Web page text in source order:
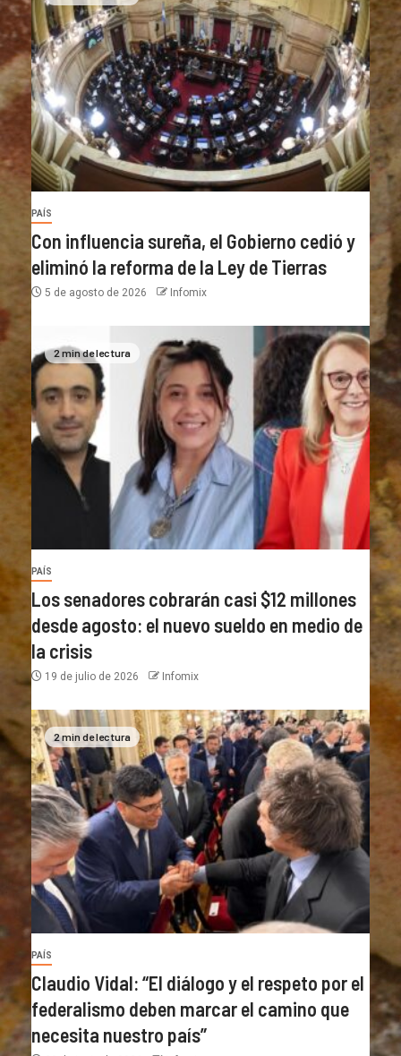
PAÍS
Con influencia sureña, el Gobierno cedió y
eliminó la reforma de la Ley de Tierras
5 de agosto de 2026 Infomix
2 min de lectura
PAÍS
Los senadores cobrarán casi $12 millones
desde agosto: el nuevo sueldo en medio de
la crisis
19 de julio de 2026 Infomix
2 min de lectura
PAÍS
Claudio Vidal: “El diálogo y el respeto por el
federalismo deben marcar el camino que
necesita nuestro país”